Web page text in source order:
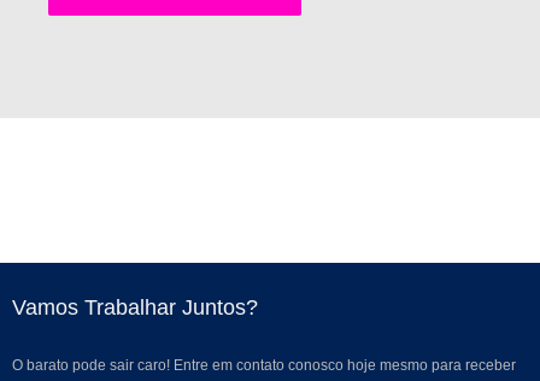
Vamos Trabalhar Juntos?
O barato pode sair caro! Entre em contato conosco hoje mesmo para receber